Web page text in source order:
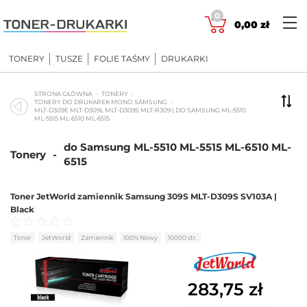
to
content
0
0,00 zł
TONERY TUSZE FOLIE TAŚMY DRUKARKI
STRONA GŁÓWNA
TONERY
TONERY DO DRUKAREK MONO SAMSUNG
MLT-D309E MLT-D309L MLT-D309S MLT-R309 | DO SAMSUNG ML-5510
ML-5515 ML-6510 ML-6515
Tonery -
do Samsung ML-5510 ML-5515 ML-6510 ML-
6515
Toner JetWorld zamiennik Samsung 309S MLT-D309S SV103A |
Black
Oceniono na 5
Toner JetWorld Zamiennik 100% Nowy 10000 str.
283,75 zł